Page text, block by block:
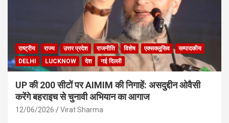
राष्ट्रीय राज्य उत्तर प्रदेश राजनीति विशेष एक्सक्लूसिव
सम्पादकीय
DELHI
LUCKNOW देश नई दिल्ली
UP की 200 सीटों पर AIMIM की निगाहें: असदुद्दीन ओवैसी
करेंगे बहराइच से चुनावी अभियान का आगाज
12/06/2026 Virat Sharma